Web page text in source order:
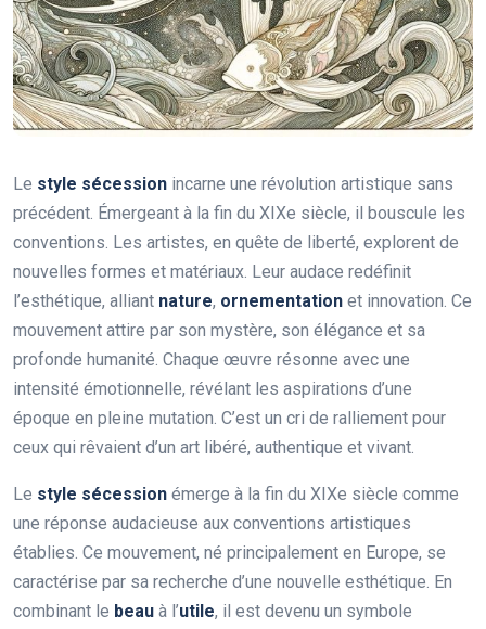
Le style sécession incarne une révolution artistique sans
précédent. Émergeant à la fin du XIXe siècle, il bouscule les
conventions. Les artistes, en quête de liberté, explorent de
nouvelles formes et matériaux. Leur audace redéfinit
l’esthétique, alliant nature, ornementation et innovation. Ce
mouvement attire par son mystère, son élégance et sa
profonde humanité. Chaque œuvre résonne avec une
intensité émotionnelle, révélant les aspirations d’une
époque en pleine mutation. C’est un cri de ralliement pour
ceux qui rêvaient d’un art libéré, authentique et vivant.
Le style sécession émerge à la fin du XIXe siècle comme
une réponse audacieuse aux conventions artistiques
établies. Ce mouvement, né principalement en Europe, se
caractérise par sa recherche d’une nouvelle esthétique. En
combinant le beau à l’utile, il est devenu un symbole